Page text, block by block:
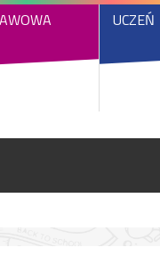
UCZEŃ